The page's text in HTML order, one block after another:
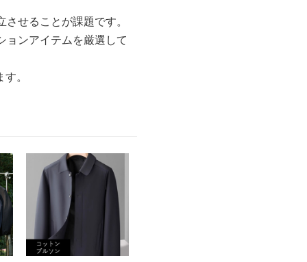
せることが課題です。
ョンアイテムを厳選して
。